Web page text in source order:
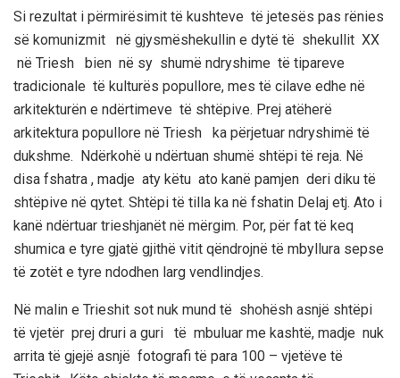
Si rezultat i përmirësimit të kushteve të jetesës pas rënies
së komunizmit
në gjysmëshekullin e dytë të shekullit XX
në Triesh bien në sy shumë ndryshime të tipareve
tradicionale të kulturës popullore, mes të cilave edhe në
arkitekturën e ndërtimeve të shtëpive. Prej atëherë
arkitektura popullore në Triesh ka përjetuar ndryshimë të
dukshme. Ndërkohë u ndërtuan shumë shtëpi të reja. Në
disa fshatra , madje aty këtu ato kanë pamjen deri diku të
shtëpive në qytet. Shtëpi të tilla ka në fshatin Delaj etj. Ato i
kanë ndërtuar trieshjanët në mërgim. Por, për fat të keq
shumica e tyre gjatë gjithë vitit qëndrojnë të mbyllura sepse
të zotët e tyre ndodhen larg vendlindjes.
Në malin e Trieshit sot nuk mund të shohësh asnjë shtëpi
të vjetër prej druri a guri të mbuluar me kashtë, madje nuk
arrita të gjejë asnjë fotografi të para 100 – vjetëve të